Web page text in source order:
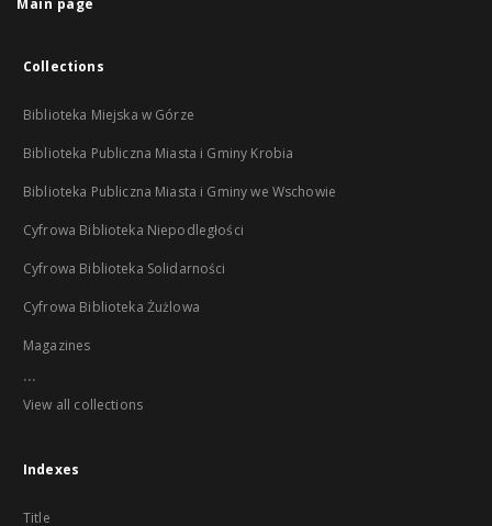
Main page
Collections
Biblioteka Miejska w Górze
Biblioteka Publiczna Miasta i Gminy Krobia
Biblioteka Publiczna Miasta i Gminy we Wschowie
Cyfrowa Biblioteka Niepodległości
Cyfrowa Biblioteka Solidarności
Cyfrowa Biblioteka Żużlowa
Magazines
...
View all collections
Indexes
Title